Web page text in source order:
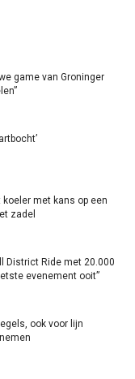
game van Groninger
met kans op een
zadel
District Ride met 20.000
evenement ooit”
ook voor lijn